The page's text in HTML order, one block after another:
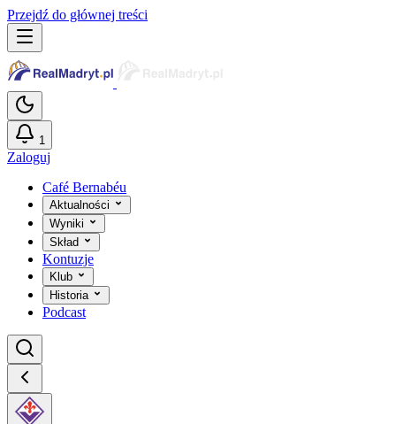
Przejdź do głównej treści
1
Zaloguj
Café Bernabéu
Aktualności
Wyniki
Skład
Kontuzje
Klub
Historia
Podcast